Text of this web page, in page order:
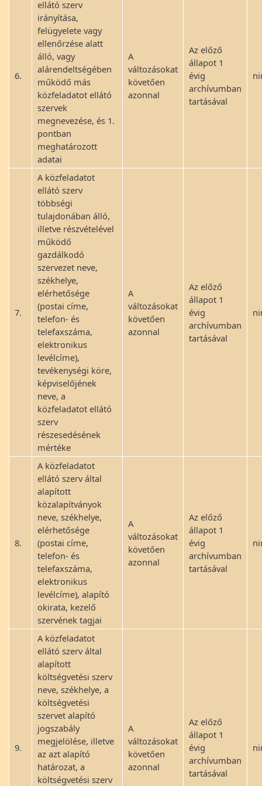
6.
ellátó szerv
irányítása,
felügyelete vagy
ellenőrzése alatt
álló, vagy
alárendeltségében
működő más
közfeladatot ellátó
szervek
megnevezése, és 1.
pontban
meghatározott
adatai
A
változásokat
követően
azonnal
Az előző
állapot 1
évig
archívumban
tartásával
7.
A közfeladatot
ellátó szerv
többségi
tulajdonában álló,
illetve részvételével
működő
gazdálkodó
szervezet neve,
székhelye,
elérhetősége
(postai címe,
telefon- és
telefaxszáma,
elektronikus
levélcíme),
tevékenységi köre,
képviselőjének
neve, a
közfeladatot ellátó
szerv
részesedésének
mértéke
A
változásokat
követően
azonnal
Az előző
állapot 1
évig
archívumban
tartásával
8.
A közfeladatot
ellátó szerv által
alapított
közalapítványok
neve, székhelye,
elérhetősége
(postai címe,
telefon- és
telefaxszáma,
elektronikus
levélcíme), alapító
okirata, kezelő
szervének tagjai
A
változásokat
követően
azonnal
Az előző
állapot 1
évig
archívumban
tartásával
9.
A közfeladatot
ellátó szerv által
alapított
költségvetési szerv
neve, székhelye, a
költségvetési
szervet alapító
jogszabály
megjelölése, illetve
az azt alapító
határozat, a
költségvetési szerv
A
változásokat
követően
azonnal
Az előző
állapot 1
évig
archívumban
tartásával